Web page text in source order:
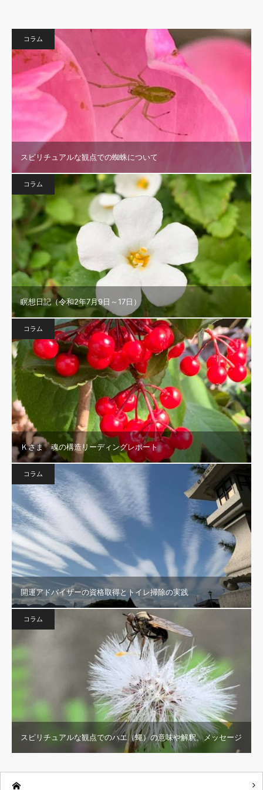
コラム
スピリチュアルな観点での蜘蛛について
コラム
瞑想日記（令和2年7月9日～17日）
コラム
Ｋさま 魂の構造リーディングレポート
コラム
開運アドバイザーの資格取得とトイレ掃除の実践
コラム
スピリチュアルな観点でのハエ（蠅）の意味や解釈、メッセージ